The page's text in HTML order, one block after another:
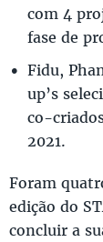
com 4
fase de
Fidu,
up’s
co-
2021.
Foram
edição do
concluir a